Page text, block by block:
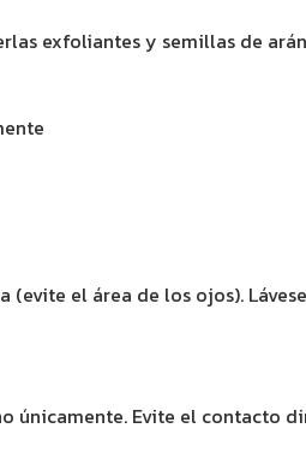
exfoliantes y semillas de
el área de los ojos).
únicamente. Evite el contacto